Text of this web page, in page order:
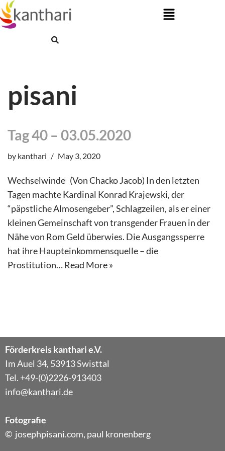
Skip
pisani
Tag 40 – 03.05.2020
by kanthari May 3, 2020
Wechselwinde (Von Chacko Jacob) In den letzten
Tagen machte Kardinal Konrad Krajewski, der
“päpstliche Almosengeber”, Schlagzeilen, als er einer
kleinen Gemeinschaft von transgender Frauen in der
Nähe von Rom Geld überwies. Die Ausgangssperre
hat ihre Haupteinkommensquelle – die
Prostitution…Read More »
Förderkreis kanthari e.V.
Im Auel 34, 53913 Swisttal
Tel. +49-(0)2226-913403
info@kanthari.de
Fotografie
© josephpisani.com, paul kronenberg